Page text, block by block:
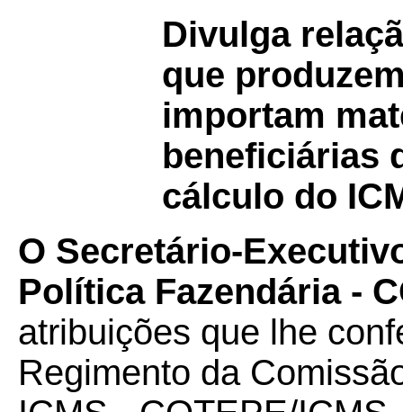
Divulga
que
importam
beneficiárias
cálculo do
O Secretário-
Política Fazendária -
atribuições que lhe
Regimento da